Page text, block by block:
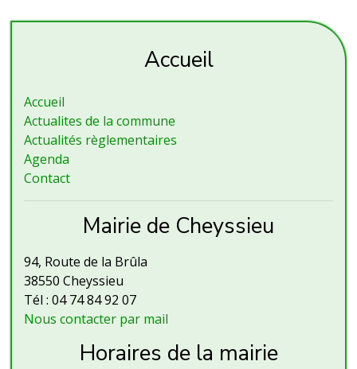
Accueil
Accueil
Actualites de la commune
Actualités règlementaires
Agenda
Contact
Mairie de Cheyssieu
94, Route de la Brûla
38550 Cheyssieu
Tél : 04 74 84 92 07
Nous contacter par mail
Horaires de la mairie